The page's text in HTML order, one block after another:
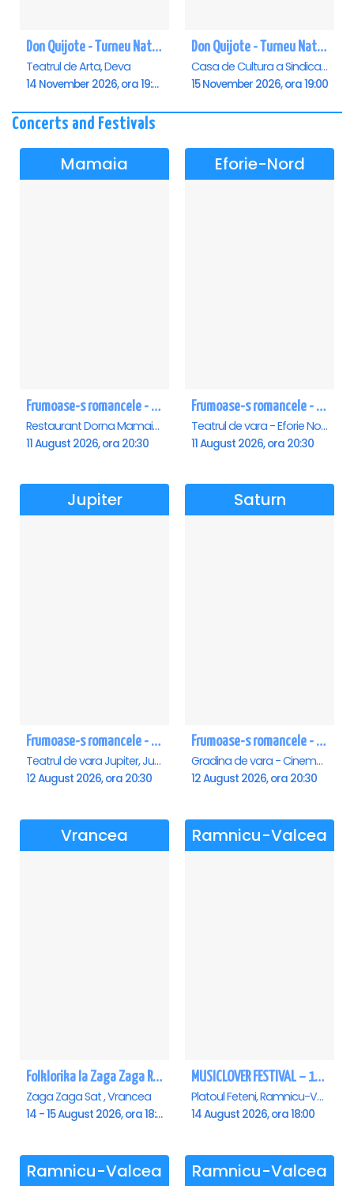
Don Quijote - Turneu National de balet - Deva
Teatrul de Arta, Deva
14 November 2026, ora 19:00
Don Quijote - Turneu National de balet - Oradea
Casa de Cultura a Sindicatelor , Oradea
15 November 2026, ora 19:00
Concerts and Festivals
Mamaia
Frumoase-s romancele - Mamaia
Restaurant Dorna Mamaia, Mamaia
11 August 2026, ora 20:30
Eforie-Nord
Frumoase-s romancele - Eforie Nord
Teatrul de vara - Eforie Nord, Eforie-Nord
11 August 2026, ora 20:30
Jupiter
Frumoase-s romancele - Jupiter
Teatrul de vara Jupiter, Jupiter
12 August 2026, ora 20:30
Saturn
Frumoase-s romancele - Saturn
Gradina de vara - Cinema Saturn, Saturn
12 August 2026, ora 20:30
Vrancea
Folklorika la Zaga Zaga Resort - Anulat
Zaga Zaga Sat , Vrancea
14 - 15 August 2026, ora 18:00
Ramnicu-Valcea
MUSICLOVER FESTIVAL – 14 August – Puya, Johny Romano, Shift, Badd G, DJ Matei & Bogdanov
Platoul Feteni, Ramnicu-Valcea
14 August 2026, ora 18:00
Ramnicu-Valcea Ramnicu-Valcea